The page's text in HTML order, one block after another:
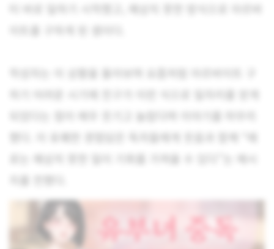
터 바로 일하기 시작했고, 예상치 못한 방식으로 아르바
이트를 구하게 된 셈이다.
작성자는 이 상황을 돌아보며 요즘처럼 아르바이트 구
하기 어려운 시기에 친구가 이런 식으로 일자리를 얻게
되었다는 점이 매우 웃기고 놀랍다며 이야기를 마무리
했다. 이 유쾌한 경험담은 독자들에게 웃음과 함께 “때
로는 예상치 못한 일이 기회를 가져올 수 있다”는 메시
지를 전했다.